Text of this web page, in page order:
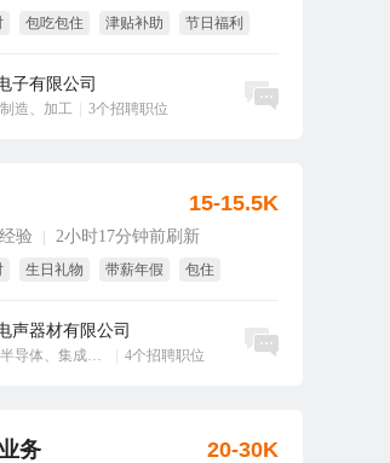
包吃包住 津贴补助
节日福利
子有限公司
造、加工 3个招聘职位
验 2小时17分钟前刷新
生日礼物 带薪年假 包住
声器材有限公司
电子技术、半导体、集成电路 4个招聘职位
15-15.5K
务 20-30K